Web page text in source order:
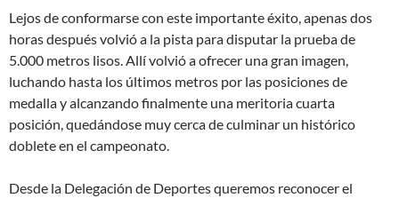
Lejos de conformarse con este importante éxito, apenas dos
horas después volvió a la pista para disputar la prueba de
5.000 metros lisos. Allí volvió a ofrecer una gran imagen,
luchando hasta los últimos metros por las posiciones de
medalla y alcanzando finalmente una meritoria cuarta
posición, quedándose muy cerca de culminar un histórico
doblete en el campeonato.
Desde la Delegación de Deportes queremos reconocer el